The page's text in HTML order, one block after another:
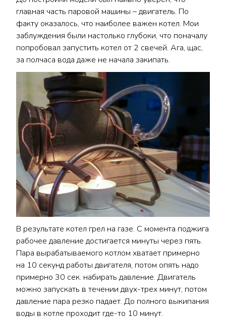
главная часть паровой машины – двигатель. По
факту оказалось, что наиболее важен котел. Мои
заблуждения были настолько глубоки, что поначалу
попробовал запустить котел от 2 свечей. Ага, щас,
за полчаса вода даже не начала закипать.
В результате котел грел на газе. С момента поджига
рабочее давление достигается минуты через пять.
Пара вырабатываемого котлом хватает примерно
на 10 секунд работы двигателя, потом опять надо
примерно 30 сек. набирать давление. Двигатель
можно запускать в течении двух-трех минут, потом
давление пара резко падает. До полного выкипания
воды в котле проходит где-то 10 минут.